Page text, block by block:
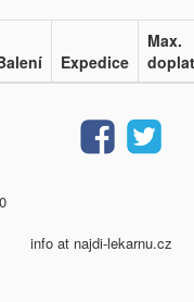
Expedice
Max.
info at najdi-lekarnu.cz